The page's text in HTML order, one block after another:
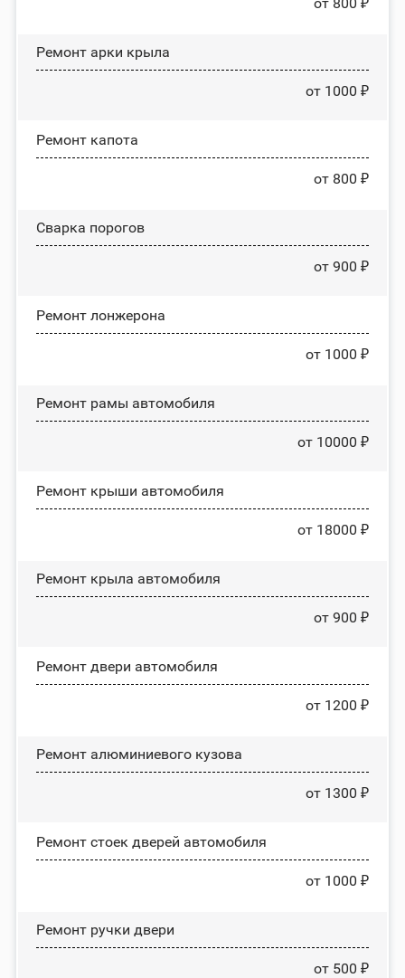
Ремонт арки крыла
от 1000 ₽
Ремонт капота
от 800 ₽
Сварка порогов
от 900 ₽
Ремонт лонжерона
от 1000 ₽
Ремонт рамы автомобиля
от 10000 ₽
Ремонт крыши автомобиля
от 18000 ₽
Ремонт крыла автомобиля
от 900 ₽
Ремонт двери автомобиля
от 1200 ₽
Ремонт алюминиевого кузова
от 1300 ₽
Ремонт стоек дверей автомобиля
от 1000 ₽
Ремонт ручки двери
от 500 ₽